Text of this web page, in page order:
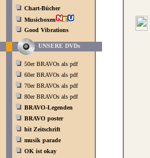
Chart-Bücher
Musicboxen
Good Vibrations
UNSERE DVDs
50er BRAVOs als pdf
60er BRAVOs als pdf
70er BRAVOs als pdf
80er BRAVOs als pdf
BRAVO-Legenden
BRAVO poster
hit Zeitschrift
musik parade
OK ist okay